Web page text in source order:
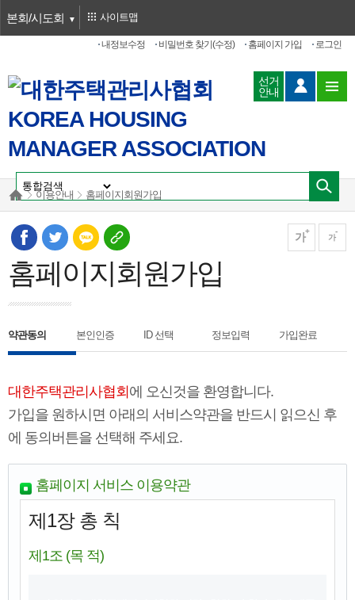
본회/시도회
로그인
홈페이지 가입
비밀번호 찾기(수정)
내정보수정
사이트맵
선거
안내
이용안내 홈페이지회원가입
가 가
홈페이지회원가입
약관동의 본인인증 ID 선택 정보입력 가입완료
대한주택관리사협회에 오신것을 환영합니다.
가입을 원하시면 아래의 서비스약관을 반드시 읽으신 후
에 동의버튼을 선택해 주세요.
홈페이지 서비스 이용약관
제1장 총 칙
제1조 (목 적)